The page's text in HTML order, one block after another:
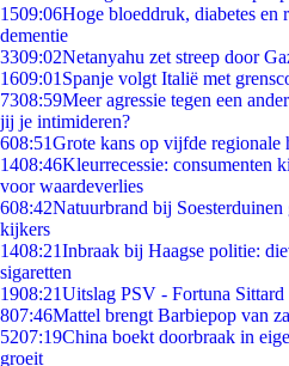
1509:06Hoge bloeddruk, diabetes en
dementie
3309:02Netanyahu zet streep door
1609:01 Spanje volgt Italië met
7308:59Meer agressie tegen een
jij je intimideren?
608:51Grote kans op vijfde regionale
1408:46Kleurrecessie: consumenten
voor waardeverlies
608:42Natuurbrand bij
kijkers
1408:21Inbraak bij Haagse politie:
sigaretten
1908:21Uitslag PSV - Fortuna Sittard
807:46Mattel brengt Barbiepop van
5207:19China boekt doorbraak in
groeit